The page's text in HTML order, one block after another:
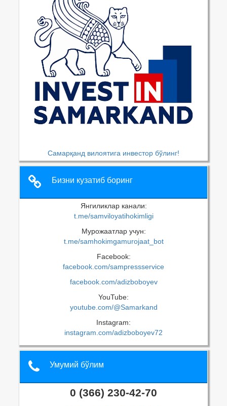
Самарқанд вилоятига инвестор бўлинг!
Бизни кузатиб боринг
Янгиликлар канали:
t.me/samviloyatihokimligi
Мурожаатлар учун:
t.me/samhokimgamurojaat_bot
Facebook:
facebook.com/sampressservice
facebook.com/adizboboyev
YouTube:
youtube.com/@Samarkand
Instagram:
instagram.com/adizboboyev72
Умумий бўлим
0 (366) 230-42-70